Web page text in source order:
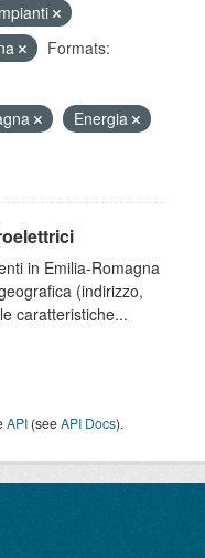
Formats:
Energia
in Emilia-Romagna
(indirizzo,
caratteristiche...
API (seeAPI Docs).